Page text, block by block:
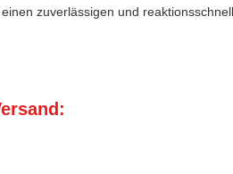
zuverlässigen und